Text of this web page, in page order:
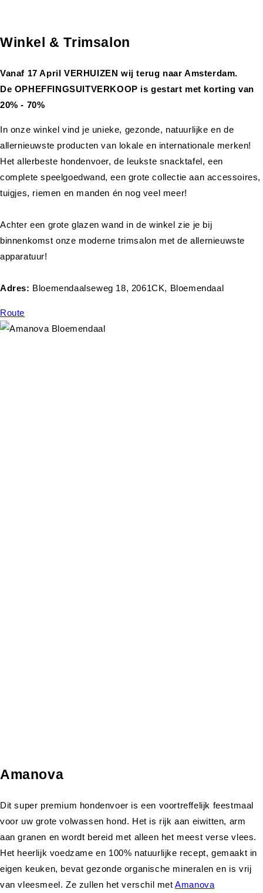
Winkel & Trimsalon
Vanaf 17 April VERHUIZEN wij terug naar Amsterdam.
De OPHEFFINGSUITVERKOOP is gestart met korting van
20% - 70%
In onze winkel vind je unieke, gezonde, natuurlijke en de
allernieuwste producten van lokale en internationale merken!
Het allerbeste hondenvoer, de leukste snacktafel, een
complete speelgoedwand, een grote collectie aan accessoires,
tuigjes, riemen en manden én nog veel meer!
Achter een grote glazen wand in de winkel zie je bij
binnenkomst onze moderne trimsalon met de allernieuwste
apparatuur!
Adres: Bloemendaalseweg 18, 2061CK, Bloemendaal
Route
Amanova
Dit super premium hondenvoer is een voortreffelijk feestmaal
voor uw grote volwassen hond. Het is rijk aan eiwitten, arm
aan granen en wordt bereid met alleen het meest verse vlees.
Het heerlijk voedzame en 100% natuurlijke recept, gemaakt in
eigen keuken, bevat gezonde organische mineralen en is vrij
van vleesmeel. Ze zullen het verschil metAmanova